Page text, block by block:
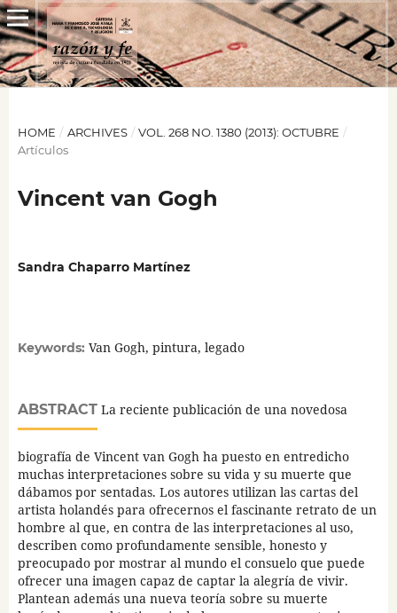
HOME / ARCHIVES / VOL. 268 NO. 1380 (2013): OCTUBRE /
Artículos
Vincent van Gogh
Sandra Chaparro Martínez
Keywords: Van Gogh, pintura, legado
ABSTRACTLa reciente publicación de una novedosa
biografía de Vincent van Gogh ha puesto en entredicho
muchas interpretaciones sobre su vida y su muerte que
dábamos por sentadas. Los autores utilizan las cartas del
artista holandés para ofrecernos el fascinante retrato de un
hombre al que, en contra de las interpretaciones al uso,
describen como profundamente sensible, honesto y
preocupado por mostrar al mundo el consuelo que puede
ofrecer una imagen capaz de captar la alegría de vivir.
Plantean además una nueva teoría sobre su muerte